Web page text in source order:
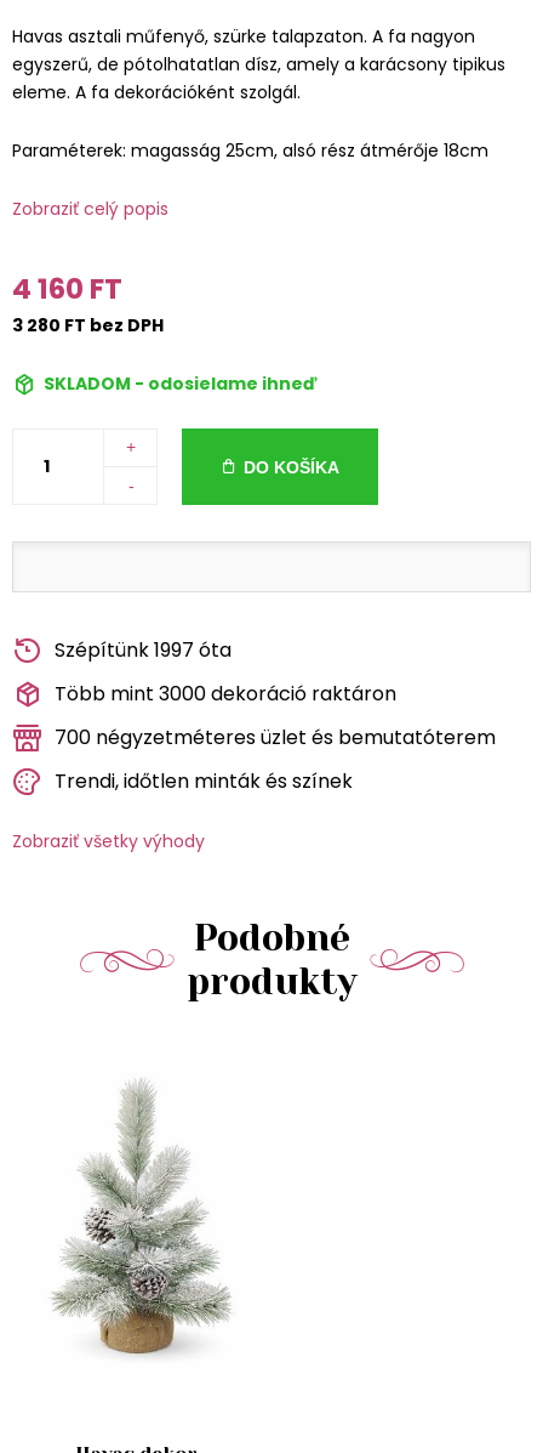
Havas asztali műfenyő, szürke talapzaton. A fa nagyon
egyszerű, de pótolhatatlan dísz, amely a karácsony tipikus
eleme. A fa dekorációként szolgál.
Paraméterek: magasság 25cm, alsó rész átmérője 18cm
Zobraziť celý popis
4 160 FT
3 280 FT bez DPH
SKLADOM - odosielame ihneď
+
-
DO KOŠÍKA
Szépítünk 1997 óta
Több mint 3000 dekoráció raktáron
700 négyzetméteres üzlet és bemutatóterem
Trendi, időtlen minták és színek
Zobraziť všetky výhody
Podobné
produkty